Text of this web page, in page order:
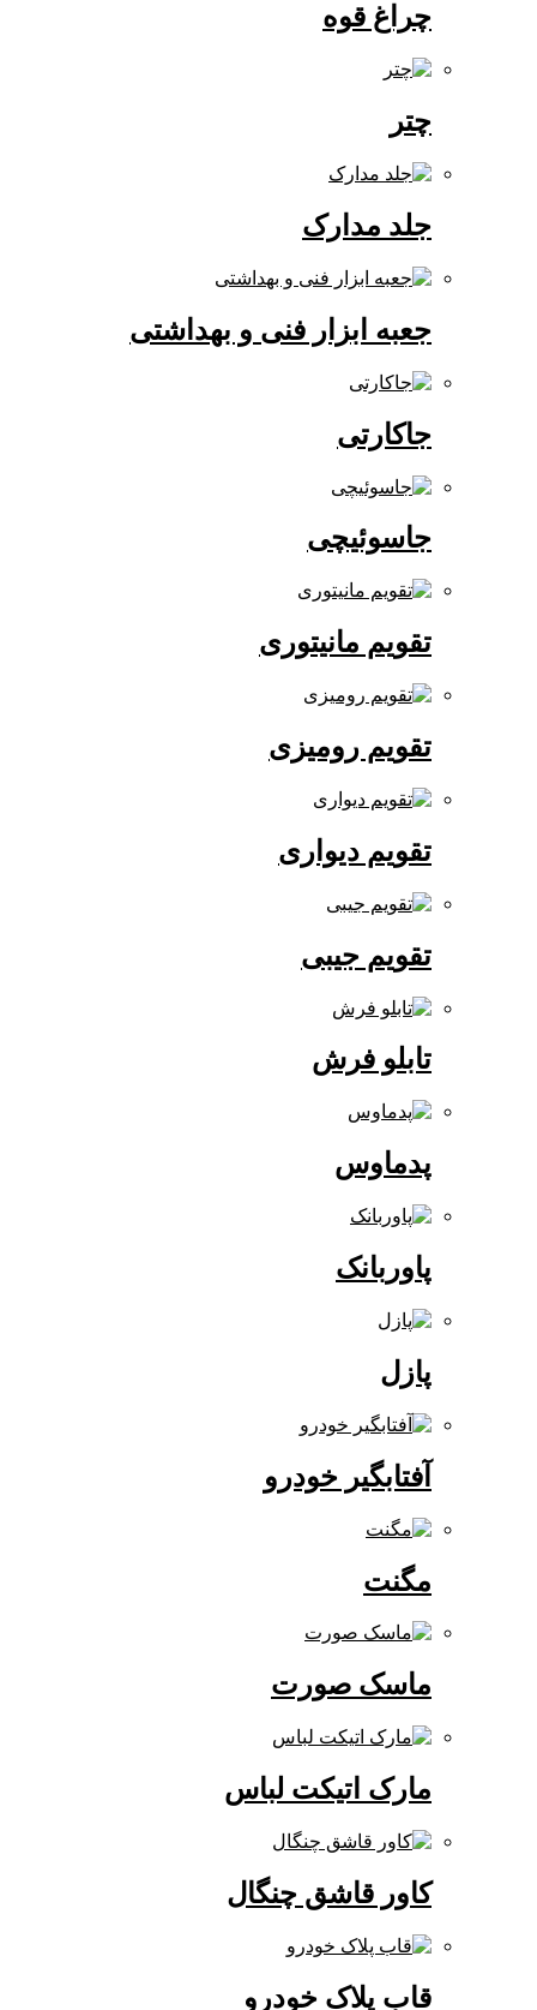
چراغ قوه
جلد مدارک
جعبه ابزار فنی و بهداشتی
جاسوئیچی
تقویم مانیتوری
تقویم رومیزی
تقویم دیواری
تقویم جیبی
تابلو فرش
آفتابگیر خودرو
ماسک صورت
مارک اتیکت لباس
کاور قاشق چنگال
قاب پلاک خودرو